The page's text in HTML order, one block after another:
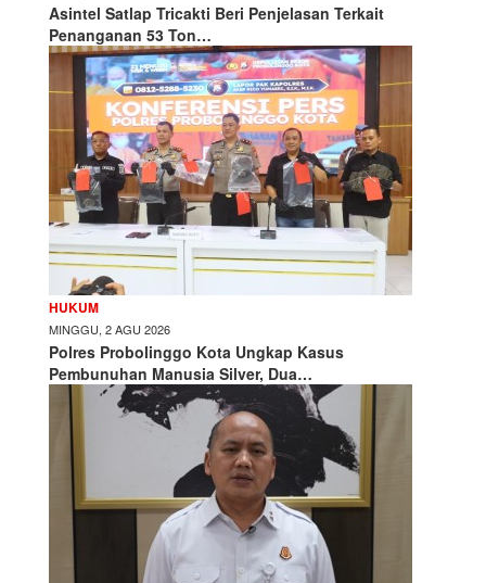
Asintel Satlap Tricakti Beri Penjelasan Terkait
Penanganan 53 Ton…
HUKUM
MINGGU, 2 AGU 2026
Polres Probolinggo Kota Ungkap Kasus
Pembunuhan Manusia Silver, Dua…